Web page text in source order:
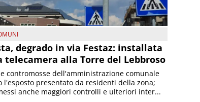
degrado in via Festaz: installata
telecamera alla Torre del Lebbroso
contromosse dell'amministrazione comunale
l'esposto presentato da residenti della zona;
anche maggiori controlli e ulteriori inter...